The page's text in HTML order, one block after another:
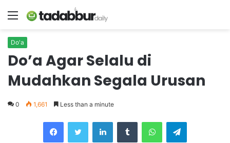
Menu
Do'a
Do’a Agar Selalu di
Mudahkan Segala Urusan
0 1,661 Less than a minute
LinkedInTumblr WhatsAppTelegram